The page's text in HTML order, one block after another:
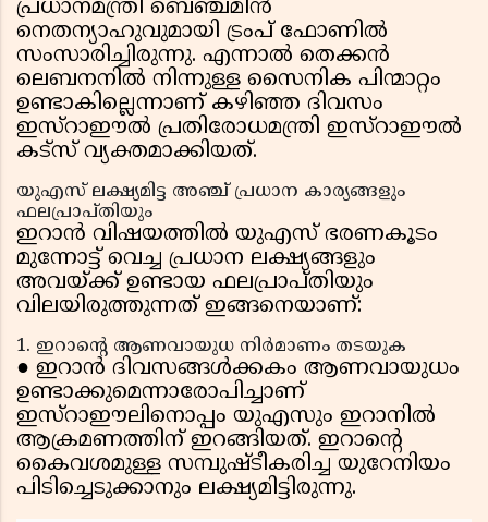
പ്രധാനമന്ത്രി ബെഞ്ചമിൻ
നെതന്യാഹുവുമായി ട്രംപ് ഫോണിൽ
സംസാരിച്ചിരുന്നു. എന്നാൽ തെക്കൻ
ലെബനനിൽ നിന്നുള്ള സൈനിക പിന്മാറ്റം
ഉണ്ടാകില്ലെന്നാണ് കഴിഞ്ഞ ദിവസം
ഇസ്റാഈൽ പ്രതിരോധമന്ത്രി ഇസ്റാഈൽ
കട്സ് വ്യക്തമാക്കിയത്.
യുഎസ് ലക്ഷ്യമിട്ട അഞ്ച് പ്രധാന കാര്യങ്ങളും
ഫലപ്രാപ്തിയും
ഇറാൻ വിഷയത്തിൽ യുഎസ് ഭരണകൂടം
മുന്നോട്ട് വെച്ച പ്രധാന ലക്ഷ്യങ്ങളും
അവയ്ക്ക് ഉണ്ടായ ഫലപ്രാപ്തിയും
വിലയിരുത്തുന്നത് ഇങ്ങനെയാണ്:
1. ഇറാൻ്റെ ആണവായുധ നിർമാണം തടയുക
● ഇറാൻ ദിവസങ്ങൾക്കകം ആണവായുധം
ഉണ്ടാക്കുമെന്നാരോപിച്ചാണ്
ഇസ്റാഈലിനൊപ്പം യുഎസും ഇറാനിൽ
ആക്രമണത്തിന് ഇറങ്ങിയത്. ഇറാൻ്റെ
കൈവശമുള്ള സമ്പുഷ്ടീകരിച്ച യുറേനിയം
പിടിച്ചെടുക്കാനും ലക്ഷ്യമിട്ടിരുന്നു.